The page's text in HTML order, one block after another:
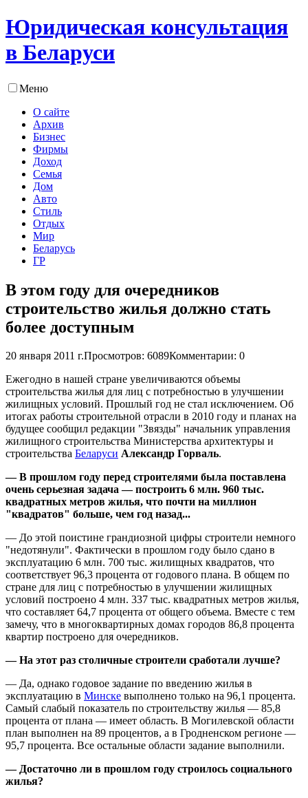
Юридическая консультация
в Беларуси
Меню
О сайте
Архив
Бизнес
Фирмы
Доход
Семья
Дом
Авто
Стиль
Отдых
Мир
Беларусь
ГР
В этом году для очередников
строительство жилья должно стать
более доступным
20 января 2011 г.Просмотров: 6089Комментарии: 0
Ежегодно в нашей стране увеличиваются объемы
строительства жилья для лиц с потребностью в улучшении
жилищных условий. Прошлый год не стал исключением. Об
итогах работы строительной отрасли в 2010 году и планах на
будущее сообщил редакции "Звязды" начальник управления
жилищного строительства Министерства архитектуры и
строительства Беларуси Александр Горваль.
— В прошлом году перед строителями была поставлена
очень серьезная задача — построить 6 млн. 960 тыс.
квадратных метров жилья, что почти на миллион
"квадратов" больше, чем год назад...
— До этой поистине грандиозной цифры строители немного
"недотянули". Фактически в прошлом году было сдано в
эксплуатацию 6 млн. 700 тыс. жилищных квадратов, что
соответствует 96,3 процента от годового плана. В общем по
стране для лиц с потребностью в улучшении жилищных
условий построено 4 млн. 337 тыс. квадратных метров жилья,
что составляет 64,7 процента от общего объема. Вместе с тем
замечу, что в многоквартирных домах городов 86,8 процента
квартир построено для очередников.
— На этот раз столичные строители сработали лучше?
— Да, однако годовое задание по введению жилья в
эксплуатацию в Минске выполнено только на 96,1 процента.
Самый слабый показатель по строительству жилья — 85,8
процента от плана — имеет область. В Могилевской области
план выполнен на 89 процентов, а в Гродненском регионе —
95,7 процента. Все остальные области задание выполнили.
— Достаточно ли в прошлом году строилось социального
жилья?